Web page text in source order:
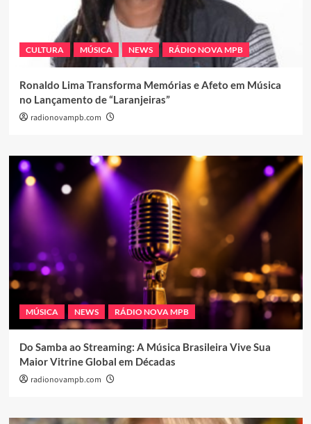
CULTURA MÚSICA NEWS RÁDIO NOVA MPB
Ronaldo Lima Transforma Memórias e Afeto em Música
no Lançamento de “Laranjeiras”
radionovampb.com
MÚSICA NEWS RÁDIO NOVA MPB
Do Samba ao Streaming: A Música Brasileira Vive Sua
Maior Vitrine Global em Décadas
radionovampb.com